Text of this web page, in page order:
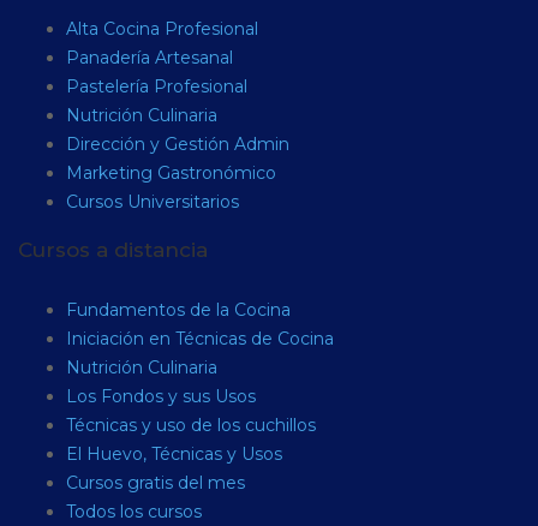
Alta Cocina Profesional
Panadería Artesanal
Pastelería Profesional
Nutrición Culinaria
Dirección y Gestión Admin
Marketing Gastronómico
Cursos Universitarios
Cursos a distancia
Fundamentos de la Cocina
Iniciación en Técnicas de Cocina
Nutrición Culinaria
Los Fondos y sus Usos
Técnicas y uso de los cuchillos
El Huevo, Técnicas y Usos
Cursos gratis del mes
Todos los cursos